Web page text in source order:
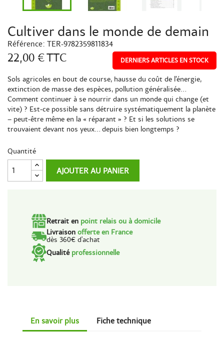
Cultiver dans le monde de demain
Référence: TER-9782359811834
22,00 €TTC DERNIERS ARTICLES EN STOCK
Sols agricoles en bout de course, hausse du coût de l’énergie,
extinction de masse des espèces, pollution généralisée…
Comment continuer à se nourrir dans un monde qui change (et
vite) ? Est-ce possible sans détruire systématiquement la planète
– peut-être même en la « réparant » ? Et si les solutions se
trouvaient devant nos yeux… depuis bien longtemps ?
Quantité
AJOUTER AU PANIER
Retrait en point relais ou à domicile
Livraison offerte en France
dès 360€ d'achat
Qualité professionnelle
En savoir plus Fiche technique